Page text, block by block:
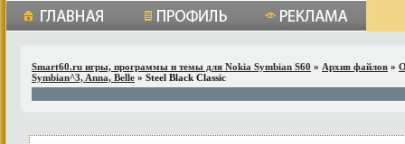
Smart60.ru игры, программы и темы для Nokia Symbian S60 » Архив файлов »
Symbian^3, Anna, Belle » Steel Black Classic